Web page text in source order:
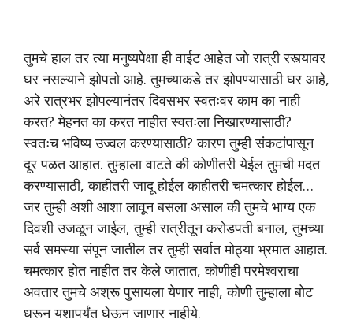
तुमचे हाल तर त्या मनुष्यपेक्षा ही वाईट आहेत जो रात्री रस्त्यावर
घर नसल्याने झोपतो आहे. तुमच्याकडे तर झोपण्यासाठी घर आहे,
अरे रात्रभर झोपल्यानंतर दिवसभर स्वतःवर काम का नाही
करत? मेहनत का करत नाहीत स्वतःला निखारण्यासाठी?
स्वतःच भविष्य उज्वल करण्यासाठी? कारण तुम्ही संकटांपासून
दूर पळत आहात. तुम्हाला वाटते की कोणीतरी येईल तुमची मदत
करण्यासाठी, काहीतरी जादू होईल काहीतरी चमत्कार होईल…
जर तुम्ही अशी आशा लावून बसला असाल की तुमचे भाग्य एक
दिवशी उजळून जाईल, तुम्ही रात्रीतून करोडपती बनाल, तुमच्या
सर्व समस्या संपून जातील तर तुम्ही सर्वात मोठ्या भ्रमात आहात.
चमत्कार होत नाहीत तर केले जातात, कोणीही परमेश्वराचा
अवतार तुमचे अश्रू पुसायला येणार नाही, कोणी तुम्हाला बोट
धरून यशापर्यंत घेऊन जाणार नाहीये.